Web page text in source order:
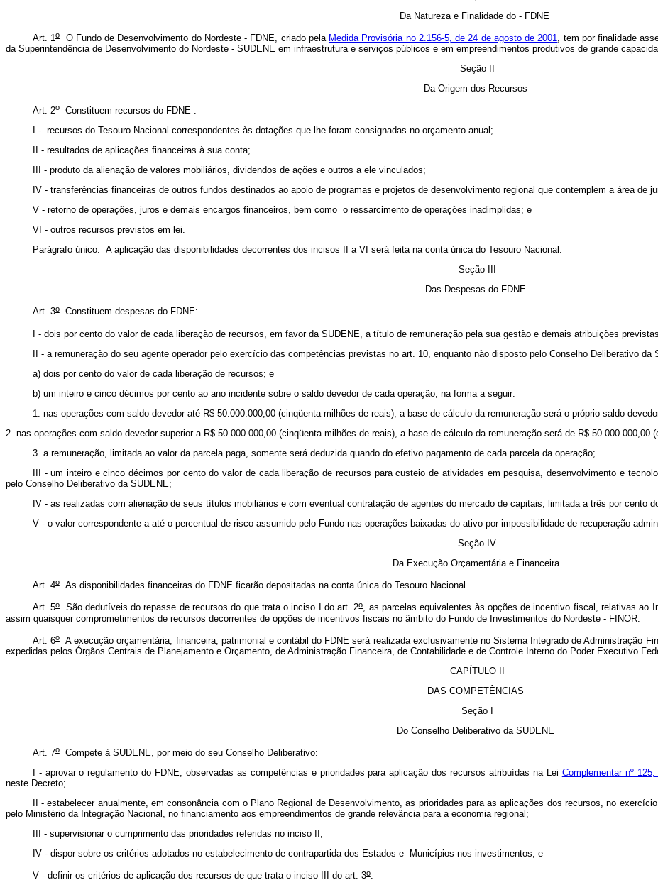
Da Natureza e Finalidade do - FDNE
Art. 1o O Fundo de Desenvolvimento do Nordeste - FDNE, criado pela Medida Provisória no 2.156-5, de 24 de agosto de 2001
, tem por finalidade
da Superintendência de Desenvolvimento do Nordeste - SUDENE em infraestrutura e serviços públicos e em empreendimentos produtivos de grande
Seção II
Da Origem dos Recursos
Art. 2oConstituem recursos do FDNE :
I - recursos do Tesouro Nacional correspondentes às dotações que lhe foram consignadas no orçamento anual;
II - resultados de aplicações financeiras à sua conta;
III - produto da alienação de valores mobiliários, dividendos de ações e outros a ele vinculados;
IV - transferências financeiras de outros fundos destinados ao apoio de programas e projetos de desenvolvimento regional que contemplem a área de
V - retorno de operações, juros e demais encargos financeiros, bem como o ressarcimento de operações inadimplidas; e
VI - outros recursos previstos em lei.
Parágrafo único. A aplicação das disponibilidades decorrentes dos incisos II a VI será feita na conta única do Tesouro Nacional.
Seção III
Das Despesas do FDNE
Art. 3oConstituem despesas do FDNE:
I - dois por cento do valor de cada liberação de recursos, em favor da SUDENE, a título de remuneração pela sua gestão e demais atribuições
II - a remuneração do seu agente operador pelo exercício das competências previstas no art. 10, enquanto não disposto pelo Conselho Deliberativo da
a) dois por cento do valor de cada liberação de recursos; e
b) um inteiro e cinco décimos por cento ao ano incidente sobre o saldo devedor de cada operação, na forma a seguir:
1. nas operações com saldo devedor até R$ 50.000.000,00 (cinqüenta milhões de reais), a base de cálculo da remuneração será o próprio saldo
2. nas operações com saldo devedor superior a R$ 50.000.000,00 (cinqüenta milhões de reais), a base de cálculo da remuneração será de R$ 50.000.000,00
3. a remuneração, limitada ao valor da parcela paga, somente será deduzida quando do efetivo pagamento de cada parcela da operação;
III - um inteiro e cinco décimos por cento do valor de cada liberação de recursos para custeio de atividades em pesquisa, desenvolvimento e
pelo Conselho Deliberativo da SUDENE;
IV - as realizadas com alienação de seus títulos mobiliários e com eventual contratação de agentes do mercado de capitais, limitada a três por cento
V - o valor correspondente a até o percentual de risco assumido pelo Fundo nas operações baixadas do ativo por impossibilidade de recuperação
Seção IV
Da Execução Orçamentária e Financeira
Art. 4oAs disponibilidades financeiras do FDNE ficarão depositadas na conta única do Tesouro Nacional.
Art. 5o São dedutíveis do repasse de recursos do que trata o inciso I do art. 2o, as parcelas equivalentes às opções de incentivo fiscal, relativas ao
assim quaisquer comprometimentos de recursos decorrentes de opções de incentivos fiscais no âmbito do Fundo de Investimentos do Nordeste - FINOR.
Art. 6oA execução orçamentária, financeira, patrimonial e contábil do FDNE será realizada exclusivamente no Sistema Integrado de Administração
expedidas pelos Órgãos Centrais de Planejamento e Orçamento, de Administração Financeira, de Contabilidade e de Controle Interno do Poder Executivo
CAPÍTULO II
DAS COMPETÊNCIAS
Seção I
Do Conselho Deliberativo da SUDENE
Art. 7oCompete à SUDENE, por meio do seu Conselho Deliberativo:
I - aprovar o regulamento do FDNE, observadas as competências e prioridades para aplicação dos recursos atribuídas na Lei Complementar nº
neste Decreto;
II - estabelecer anualmente, em consonância com o Plano Regional de Desenvolvimento, as prioridades para as aplicações dos recursos, no
pelo Ministério da Integração Nacional, no financiamento aos empreendimentos de grande relevância para a economia regional;
III - supervisionar o cumprimento das prioridades referidas no inciso II;
IV - dispor sobre os critérios adotados no estabelecimento de contrapartida dos Estados e Municípios nos investimentos; e
V - definir os critérios de aplicação dos recursos de que trata o inciso III do art. 3o.